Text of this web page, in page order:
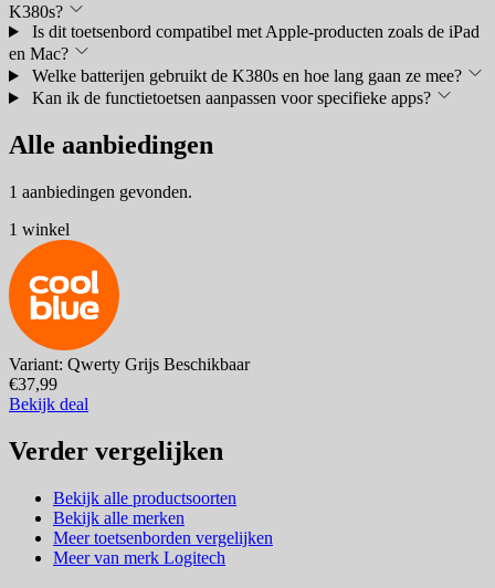
K380s?
Is dit toetsenbord compatibel met Apple-producten zoals de iPad
en Mac?
Welke batterijen gebruikt de K380s en hoe lang gaan ze mee?
Kan ik de functietoetsen aanpassen voor specifieke apps?
Alle aanbiedingen
1 aanbiedingen gevonden.
1 winkel
Variant: Qwerty Grijs Beschikbaar
€37,99
Bekijk deal
Verder vergelijken
Bekijk alle productsoorten
Bekijk alle merken
Meer toetsenborden vergelijken
Meer van merk Logitech